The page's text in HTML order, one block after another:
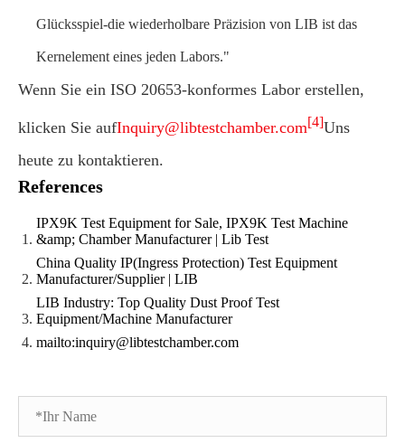
Glücksspiel-die wiederholbare Präzision von LIB ist das
Kernelement eines jeden Labors."
Wenn Sie ein ISO 20653-konformes Labor erstellen,
klicken Sie aufInquiry@libtestchamber.com[4]Uns
heute zu kontaktieren.
References
IPX9K Test Equipment for Sale, IPX9K Test Machine
&amp; Chamber Manufacturer | Lib Test
China Quality IP(Ingress Protection) Test Equipment
Manufacturer/Supplier | LIB
LIB Industry: Top Quality Dust Proof Test
Equipment/Machine Manufacturer
mailto:inquiry@libtestchamber.com